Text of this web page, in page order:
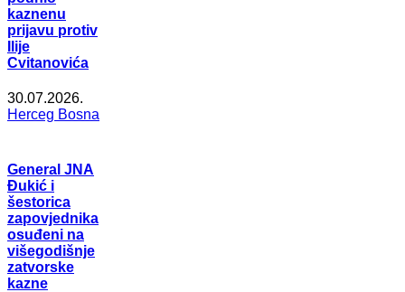
kaznenu
prijavu protiv
Ilije
Cvitanovića
30.07.2026.
Herceg Bosna
General JNA
Đukić i
šestorica
zapovjednika
osuđeni na
višegodišnje
zatvorske
kazne